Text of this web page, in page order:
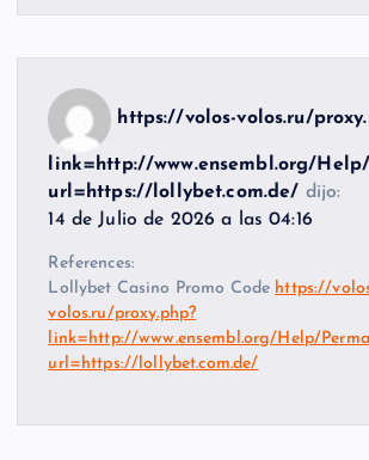
https://volos-volos.ru/
link=http://www.ensembl.org/
url=https://lollybet.com.de/ dijo:
14 de Julio de 2026 a las 04:16
References:
Lollybet Casino Promo Code https://
volos.ru/proxy.php?
link=http://www.ensembl.org/Help/
url=https://lollybet.com.de/